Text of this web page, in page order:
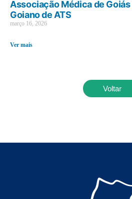
Associação Médica de
Goiano de ATS
março 16, 2026
Ver mais
Voltar